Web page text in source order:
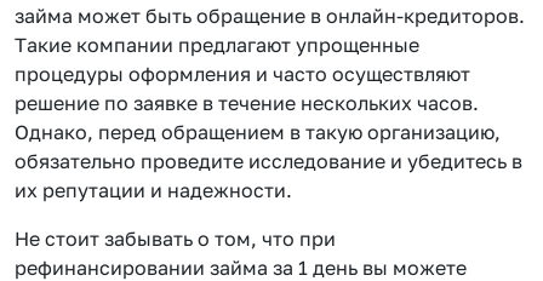
займа может быть обращение в онлайн-кредиторов.
Такие компании предлагают упрощенные
процедуры оформления и часто осуществляют
решение по заявке в течение нескольких часов.
Однако, перед обращением в такую организацию,
обязательно проведите исследование и убедитесь в
их репутации и надежности.
Не стоит забывать о том, что при
рефинансировании займа за 1 день вы можете